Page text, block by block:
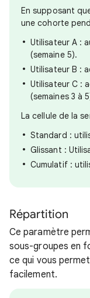
En supposant
une cohorte
Utilisateur A :
(semaine 5).
Utilisateur B :
Utilisateur C :
(semaines 3 à
La cellule de la
Standard :
Glissant :
Cumulatif :
Répartition
Ce paramètre
sous-groupes en
ce qui vous
facilement.